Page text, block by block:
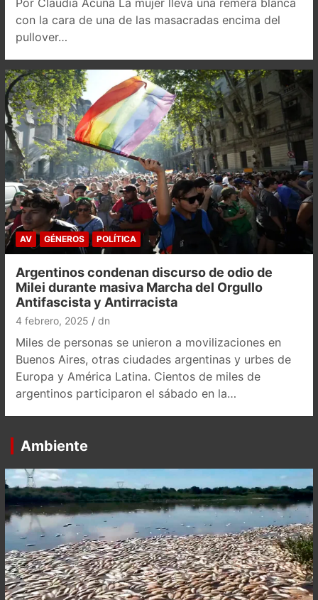
con la cara de una de las masacradas encima del
pullover…
AV GÉNEROS POLÍTICA
Argentinos condenan discurso de odio de
Milei durante masiva Marcha del Orgullo
Antifascista y Antirracista
4 febrero, 2025 dn
Miles de personas se unieron a movilizaciones en
Buenos Aires, otras ciudades argentinas y urbes de
Europa y América Latina. Cientos de miles de
argentinos participaron el sábado en la…
Ambiente